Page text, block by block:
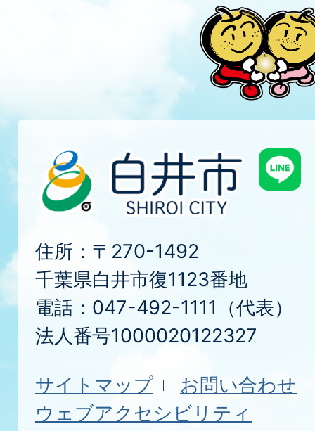
住所：〒270-1492
千葉県白井市復1123番地
電話：047-492-1111（代表）
法人番号1000020122327
サイトマップ
お問い合わせ
ウェブアクセシビリティ